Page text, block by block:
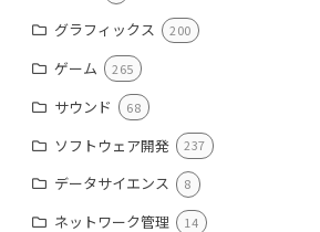
グラフィックス 200
ゲーム 265
サウンド 68
ソフトウェア開発 237
データサイエンス 8
ネットワーク管理 14